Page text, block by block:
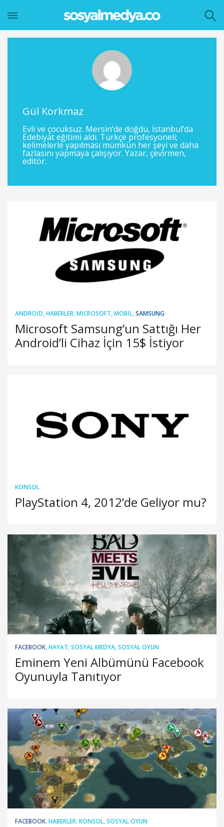
Gül Korkmaz
Evli ve çocuksuz. Mersin’de doğdu, İstanbul’da
Edebiyat eğitimi aldı. Türkçe profesyoneli;
kelimelerle yapılması mümkün her şeyi ve daha
fazlasını yapmaya çalışıyor. Yazar, çevirmen,
editör.
ANDROID,HABERLER,MICROSOFT,MOBIL,SAMSUNG
Microsoft Samsung’un Sattığı Her
Android’li Cihaz İçin 15$ İstiyor
KONSOL
PlayStation 4, 2012’de Geliyor mu?
FACEBOOK,HAYAT,SOSYAL MEDYA,SOSYAL OYUN
Eminem Yeni Albümünü Facebook
Oyunuyla Tanıtıyor
FACEBOOK,HABERLER,KONSOL,SOSYAL OYUN